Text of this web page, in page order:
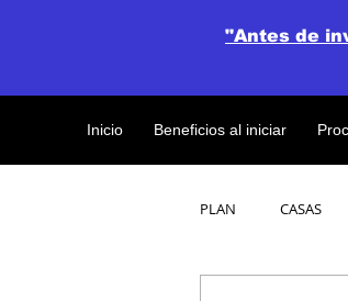
Inicio Beneficios al iniciar
"Antes de
PLAN CASAS